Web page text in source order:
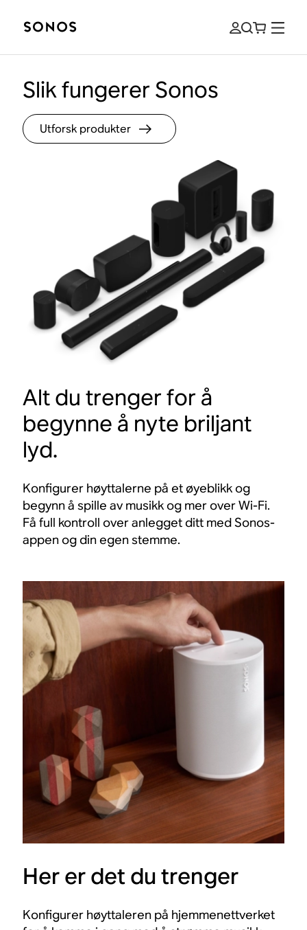
Slik fungerer Sonos
Utforsk produkter
Alt du trenger for å
begynne å nyte briljant
lyd.
Konfigurer høyttalerne på et øyeblikk og
begynn å spille av musikk og mer over Wi-Fi.
Få full kontroll over anlegget ditt med Sonos-
appen og din egen stemme.
Her er det du trenger
Konfigurer høyttaleren på hjemmenettverket